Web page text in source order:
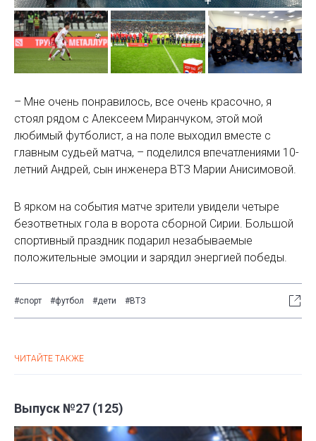
– Мне очень понравилось, все очень красочно, я
стоял рядом с Алексеем Миранчуком, этой мой
любимый футболист, а на поле выходил вместе с
главным судьей матча, – поделился впечатлениями 10-
летний Андрей, сын инженера ВТЗ Марии Анисимовой.
В ярком на события матче зрители увидели четыре
безответных гола в ворота сборной Сирии. Большой
спортивный праздник подарил незабываемые
положительные эмоции и зарядил энергией победы.
#спорт #футбол #дети #ВТЗ
ЧИТАЙТЕ ТАКЖЕ
Выпуск №27 (125)